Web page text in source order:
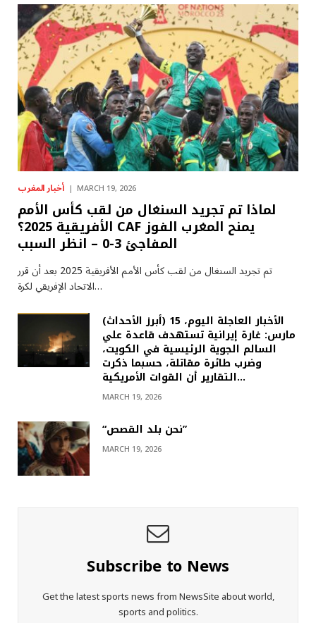
أخبار المغرب MARCH 19, 2026
لماذا تم تجريد السنغال من لقب كأس الأمم
الأفريقية 2025؟ CAF يمنح المغرب الفوز
المفاجئ 3-0 – انظر السبب
تم تجريد السنغال من لقب كأس الأمم الأفريقية 2025 بعد أن قرر
الاتحاد الإفريقي لكرة…
(أبرز الأحداث) الأخبار العاجلة اليوم، 15
مارس: غارة إيرانية تستهدف قاعدة علي
السالم الجوية الرئيسية في الكويت،
وضرب طائرة مقاتلة، حسبما ذكرت
التقارير أن القوات الأمريكية…
MARCH 19, 2026
“نحن بلد القصص”
MARCH 19, 2026
Subscribe to News
Get the latest sports news from NewsSite about world,
sports and politics.